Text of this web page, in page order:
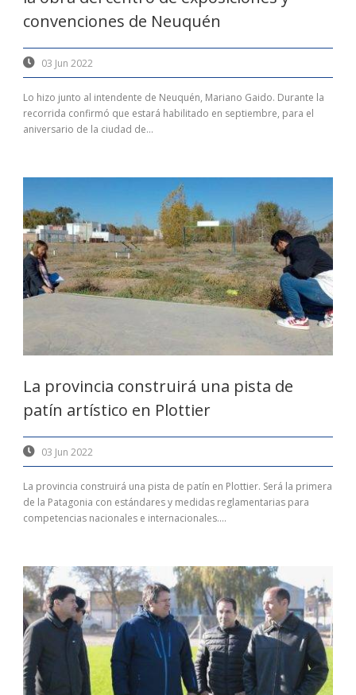
convenciones de Neuquén
03 Jun 2022
Lo hizo junto al intendente de Neuquén, Mariano Gaido. Durante la
recorrida confirmó que estará habilitado en septiembre, para el
aniversario de la ciudad de...
La provincia construirá una pista de
patín artístico en Plottier
03 Jun 2022
La provincia construirá una pista de patín en Plottier. Será la primera
de la Patagonia con estándares y medidas reglamentarias para
competencias nacionales e internacionales....